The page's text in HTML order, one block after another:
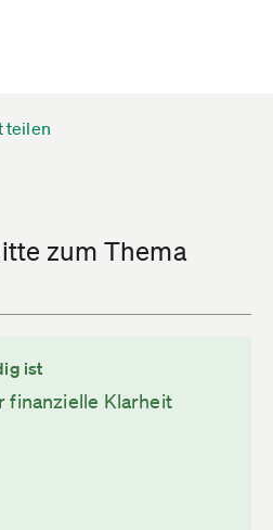
teilen
zum Thema
ist
finanzielle Klarheit